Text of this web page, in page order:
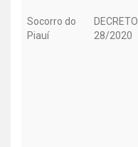
Socorro do
Piauí
DECRETO
28/2020